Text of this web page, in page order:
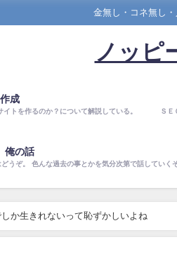
金無し・コネ無し
ノッピ
成
トを作るのか？について解説している。 ＳＥ
俺の話
うぞ。 色んな過去の事とかを気分次第で話していくぞ
か生きれないって恥ずかしいよね